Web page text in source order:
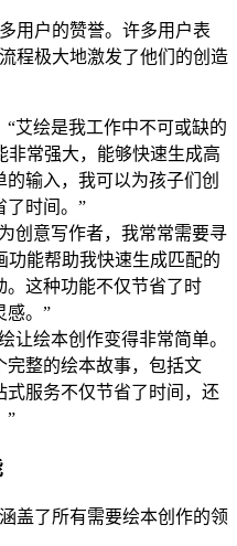
用户的赞誉。许多用户表
程极大地激发了他们的创造
“艾绘是我工作中不可或缺的
常强大，能够快速生成高
输入，我可以为孩子们创
了时间。”
创意写作者，我常常需要寻
能帮助我快速生成匹配的
。这种功能不仅节省了时
感。”
让绘本创作变得非常简单。
完整的绘本故事，包括文
服务不仅节省了时间，还
”
盖了所有需要绘本创作的领